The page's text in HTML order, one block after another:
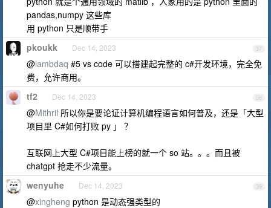
pandas,numpy 这些库
用 python 只是顺带手
37
pkoukk Dec 14, 2023
@lambdaq #5 vs code 可以搭建起完整的 c#开发环境，完全免
费，允许商用。
38
tf2 Dec 14, 2023
@Mithril 所以你是要论证计算机编程语言如何普及，还是「大型
项目里 C#如何打败 py 」 ？
互联网上大型 C#项目能上榜的就一个 so 站。。。而且被
chatgpt 抢走不少流量。
39
wenyuhe Dec 14, 2023
@xingheng python 是动态强类型的